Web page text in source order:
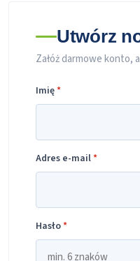
Utwórz
Załóż darmowe konto,
Imię*
Adres e-mail*
Hasło*